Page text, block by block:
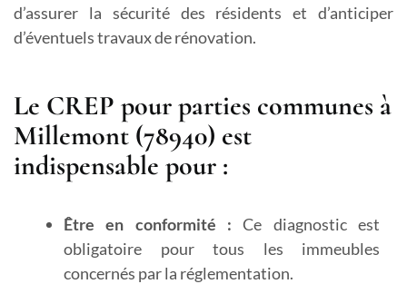
d’assurer la sécurité des résidents et d’anticiper
d’éventuels travaux de rénovation.
Le CREP pour parties communes à
Millemont (78940) est
indispensable pour :
Être en conformité : Ce diagnostic est
obligatoire pour tous les immeubles
concernés par la réglementation.